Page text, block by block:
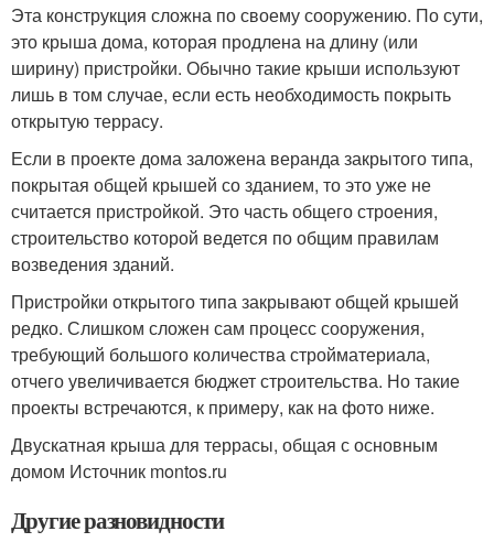
Эта конструкция сложна по своему сооружению. По сути,
это крыша дома, которая продлена на длину (или
ширину) пристройки. Обычно такие крыши используют
лишь в том случае, если есть необходимость покрыть
открытую террасу.
Если в проекте дома заложена веранда закрытого типа,
покрытая общей крышей со зданием, то это уже не
считается пристройкой. Это часть общего строения,
строительство которой ведется по общим правилам
возведения зданий.
Пристройки открытого типа закрывают общей крышей
редко. Слишком сложен сам процесс сооружения,
требующий большого количества стройматериала,
отчего увеличивается бюджет строительства. Но такие
проекты встречаются, к примеру, как на фото ниже.
Двускатная крыша для террасы, общая с основным
домом Источник montos.ru
Другие разновидности